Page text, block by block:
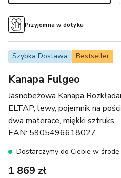
Szybka Dostawa Bestseller
Kanapa Fulgeo
Jasnobeżowa Kanapa
ELTAP, lewy, pojemnik na
dwa materace, miękki sztruks
EAN: 5905496618027
Dostarczymy do Ciebie w
1 869 zł
Przyjemna w dotyku